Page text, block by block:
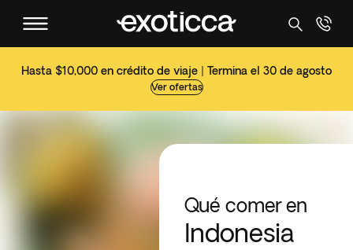
Hasta $10,000 en crédito de viaje | Termina el 30 de agosto
Ver ofertas
Qué comer en
Indonesia